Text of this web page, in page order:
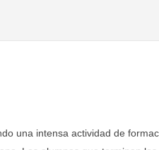
una intensa actividad de